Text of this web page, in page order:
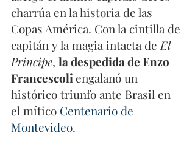
charrúa en la historia de las
Copas América. Con la cintilla de
capitán y la magia intacta de El
Principe, la despedida de Enzo
Francescoli engalanó un
histórico triunfo ante Brasil en
el mítico Centenario de
Montevideo.